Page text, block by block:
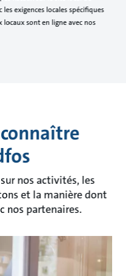
exigences locales spécifiques
locaux sont en ligne avec nos
nos activités, les
et la manière dont
nos partenaires.